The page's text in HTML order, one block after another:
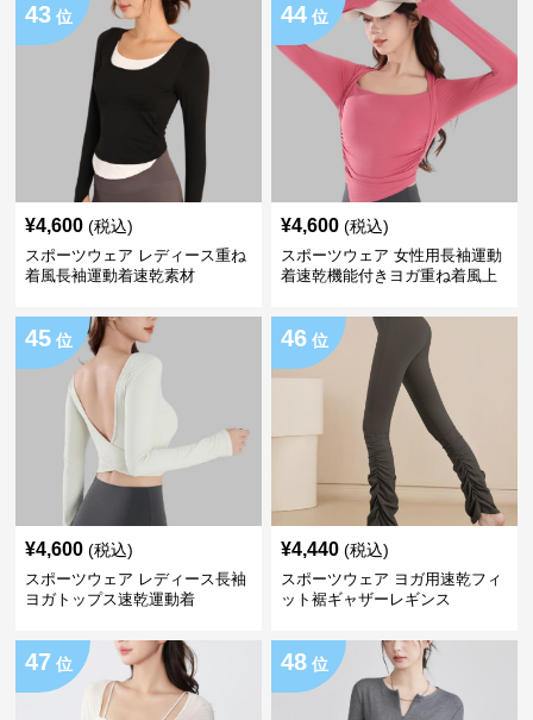
43 位
¥4,600 (税込)
スポーツウェア レディース重ね
着風長袖運動着速乾素材
44 位
¥4,600 (税込)
スポーツウェア 女性用長袖運動
着速乾機能付きヨガ重ね着風上
45 位
¥4,600 (税込)
スポーツウェア レディース長袖
ヨガトップス速乾運動着
46 位
¥4,440 (税込)
スポーツウェア ヨガ用速乾フィ
ット裾ギャザーレギンス
47 位 48 位